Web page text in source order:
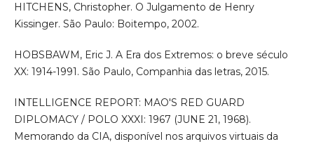
HITCHENS, Christopher. O Julgamento de Henry
Kissinger. São Paulo: Boitempo, 2002.
HOBSBAWM, Eric J. A Era dos Extremos: o breve século
XX: 1914-1991. São Paulo, Companhia das letras, 2015.
INTELLIGENCE REPORT: MAO'S RED GUARD
DIPLOMACY / POLO XXXI: 1967 (JUNE 21, 1968).
Memorando da CIA, disponível nos arquivos virtuais da